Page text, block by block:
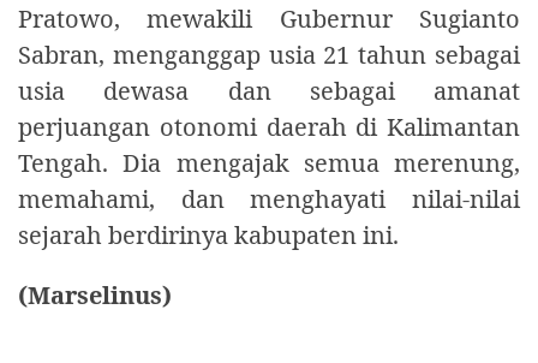
Pratowo, mewakili Gubernur Sugianto
Sabran, menganggap usia 21 tahun sebagai
usia dewasa dan sebagai amanat
perjuangan otonomi daerah di Kalimantan
Tengah. Dia mengajak semua merenung,
memahami, dan menghayati nilai-nilai
sejarah berdirinya kabupaten ini.
(Marselinus)